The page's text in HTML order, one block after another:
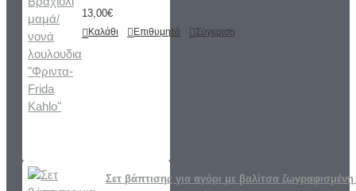
13,00€
Καλάθι Επιθυμητό Σύγκριση
Σετ βάπτισης για αγόρι με βαλίτσα